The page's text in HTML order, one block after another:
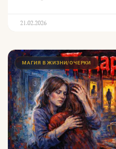
21.02.2026
МАГИЯ В ЖИЗНИ/ОЧЕРКИ